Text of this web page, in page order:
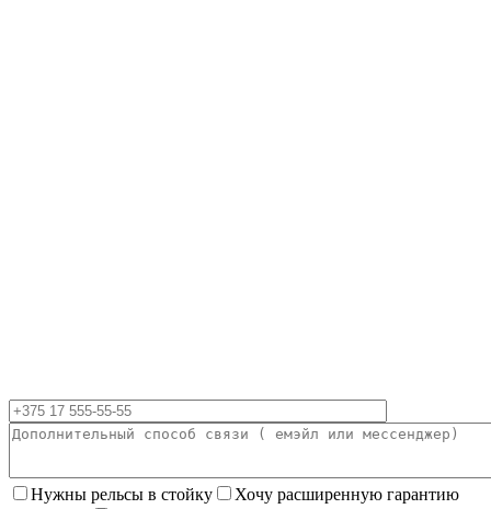
Нужны рельсы в стойку
Хочу расширенную гарантию